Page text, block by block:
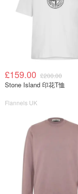
£159.00 £200.00
Stone Island 印花T恤
Flannels UK